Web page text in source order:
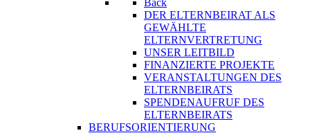
Back
DER ELTERNBEIRAT ALS
GEWÄHLTE
ELTERNVERTRETUNG
UNSER LEITBILD
FINANZIERTE PROJEKTE
VERANSTALTUNGEN DES
ELTERNBEIRATS
SPENDENAUFRUF DES
ELTERNBEIRATS
BERUFSORIENTIERUNG